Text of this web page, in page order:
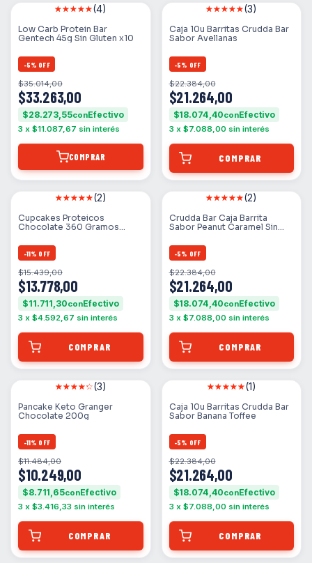
(4)
Low Carb Protein Bar
Gentech 45g Sin Gluten x10
-5% OFF
$33.263,00
$35.014,00
$28.273,55con
3 x $11.087,67 sin interés
COMPRAR
(3)
Caja 10u Barritas Crudda Bar
Sabor Avellanas
-5% OFF
$21.264,00
$22.384,00
$18.074,40con
3 x $7.088,00 sin interés
(2)
Cupcakes Proteicos
Chocolate 360 Gramos
-11% OFF
$13.778,00
$15.439,00
$11.711,30con
3 x $4.592,67 sin interés
(2)
Crudda Bar Caja Barrita
Sabor Peanut Caramel Sin
-5% OFF
$21.264,00
$22.384,00
$18.074,40con
3 x $7.088,00 sin interés
(3)
Pancake Keto Granger
Chocolate 200g
-11% OFF
$10.249,00
$11.484,00
$8.711,65con
3 x $3.416,33 sin interés
(1)
Caja 10u Barritas Crudda Bar
Sabor Banana Toffee
-5% OFF
$21.264,00
$22.384,00
$18.074,40con
3 x $7.088,00 sin interés